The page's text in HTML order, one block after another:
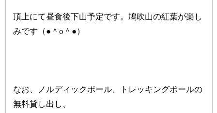
頂上にて昼食後下山予定です。鳩吹山の紅葉が楽し
みです（●＾o＾●）
なお、ノルディックポール、トレッキングポールの
無料貸し出し、